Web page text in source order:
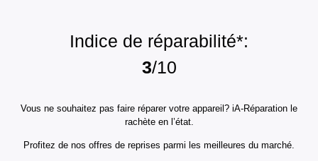
Indice de réparabilité*:
3/10
Vous ne souhaitez pas faire réparer votre appareil? iA-Réparation le
rachète en l’état.
Profitez de nos offres de reprises parmi les meilleures du marché.